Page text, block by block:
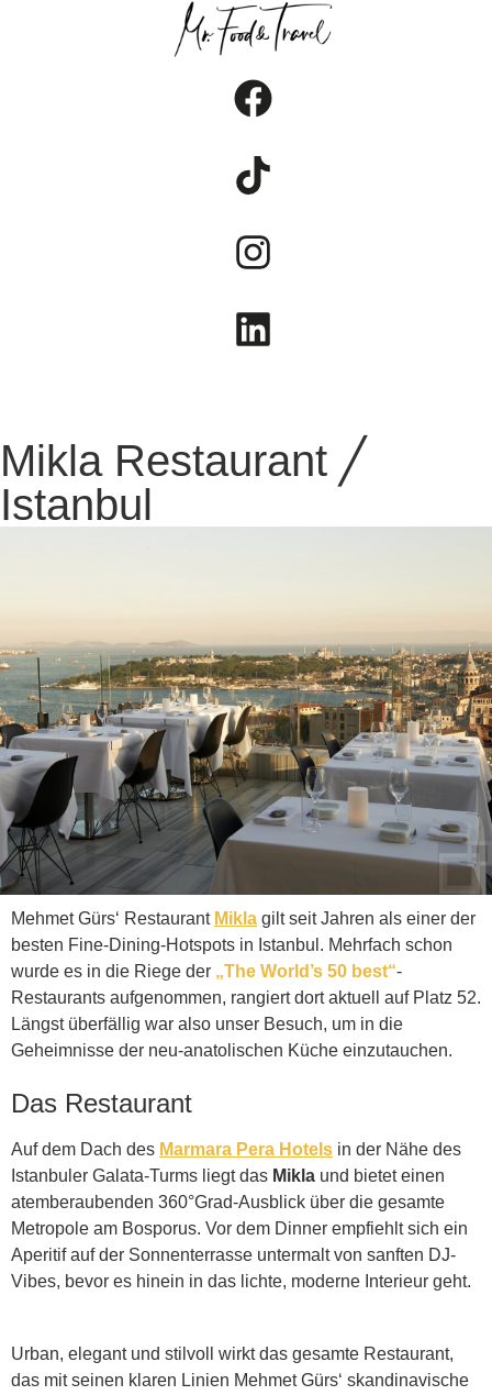
Mikla Restaurant ╱
Istanbul
Mehmet Gürs‘ Restaurant Mikla gilt seit Jahren als einer der
besten Fine-Dining-Hotspots in Istanbul. Mehrfach schon
wurde es in die Riege der „The World’s 50 best“-
Restaurants aufgenommen, rangiert dort aktuell auf Platz 52.
Längst überfällig war also unser Besuch, um in die
Geheimnisse der neu-anatolischen Küche einzutauchen.
Das Restaurant
Auf dem Dach des Marmara Pera Hotels in der Nähe des
Istanbuler Galata-Turms liegt das Mikla und bietet einen
atemberaubenden 360°Grad-Ausblick über die gesamte
Metropole am Bosporus. Vor dem Dinner empfiehlt sich ein
Aperitif auf der Sonnenterrasse untermalt von sanften DJ-
Vibes, bevor es hinein in das lichte, moderne Interieur geht.
Urban, elegant und stilvoll wirkt das gesamte Restaurant,
das mit seinen klaren Linien Mehmet Gürs‘ skandinavische